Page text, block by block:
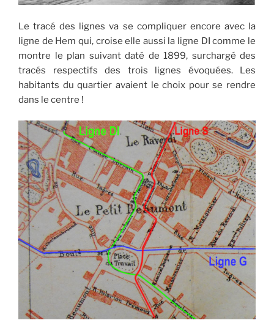
Le tracé des lignes va se compliquer encore avec la
ligne de Hem qui, croise elle aussi la ligne DI comme le
montre le plan suivant daté de 1899, surchargé des
tracés respectifs des trois lignes évoquées. Les
habitants du quartier avaient le choix pour se rendre
dans le centre !